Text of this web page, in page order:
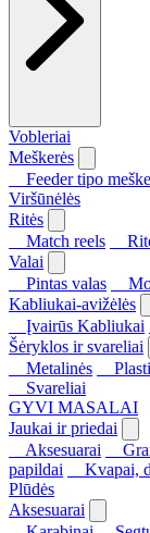
Vobleriai
Meškerės
Feeder tipo
Viršūnėlės
Ritės
Match reels
Valai
Pintas valas
Kabliukai-avižėlės
Įvairūs Kabliukai
Šėryklos ir svareliai
Metalinės
Svareliai
GYVI MASALAI
Jaukai ir priedai
Aksesuarai
papildai
Kvapai,
Plūdės
Aksesuarai